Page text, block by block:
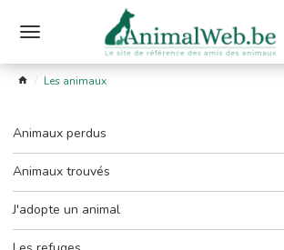
le
menu
Les animaux
Animaux perdus
Animaux trouvés
J'adopte un animal